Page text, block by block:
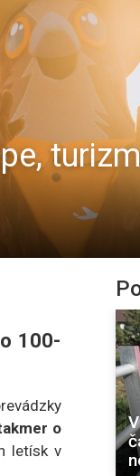
100-
o
letísk v